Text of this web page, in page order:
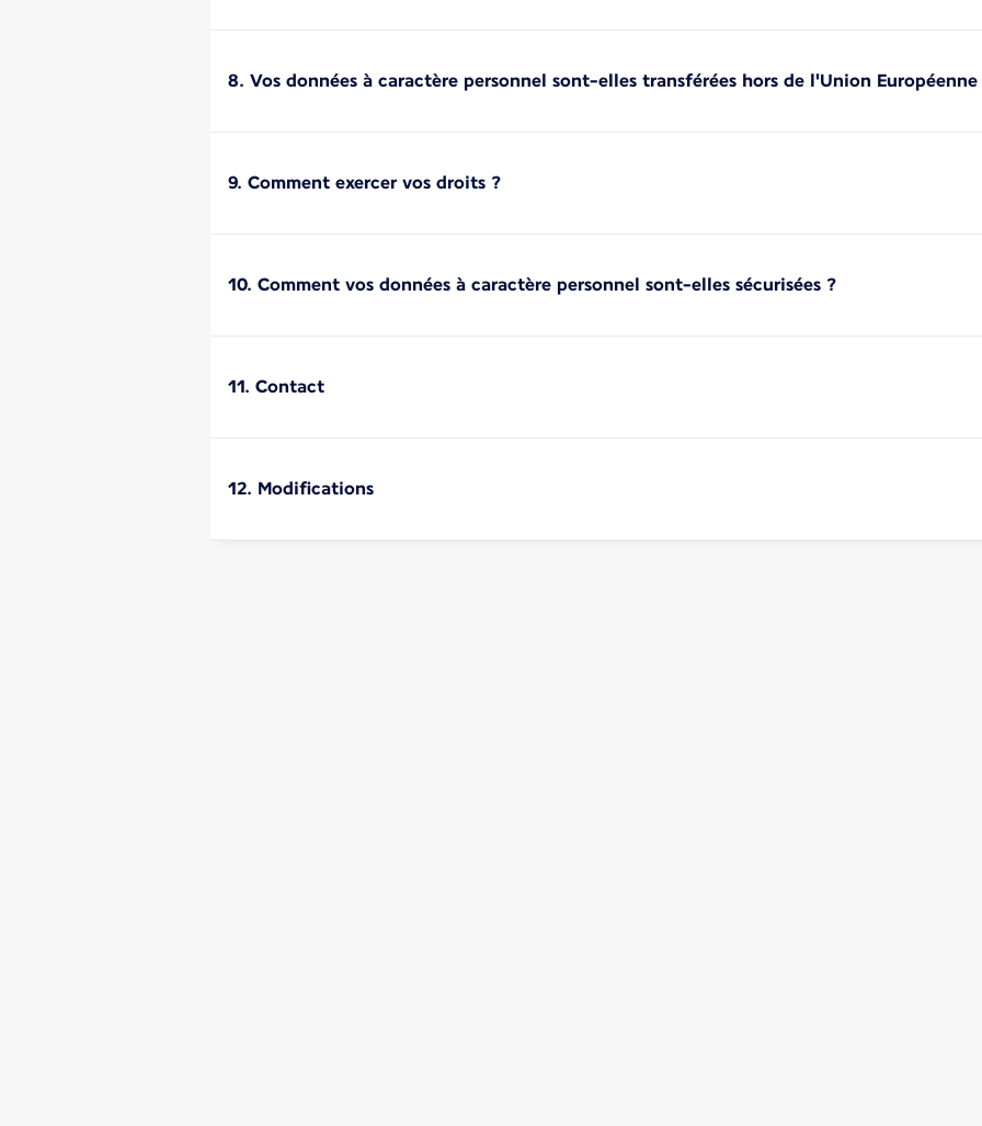
8. Vos données à caractère personnel sont-elles transférées hors de l'Union Européenne
9. Comment exercer vos droits ?
10. Comment vos données à caractère personnel sont-elles sécurisées ?
11. Contact
12. Modifications